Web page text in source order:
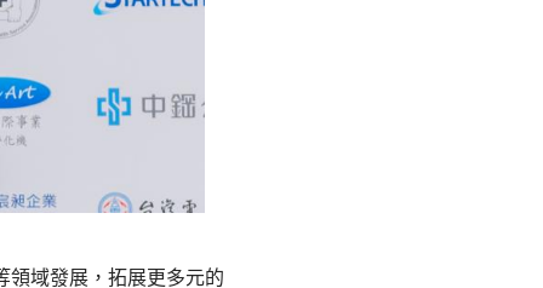
領域發展，拓展更多元的